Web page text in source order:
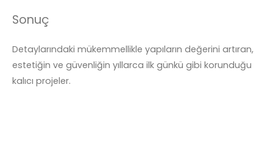
Sonuç
Detaylarındaki mükemmellikle yapıların değerini artıran,
estetiğin ve güvenliğin yıllarca ilk günkü gibi korunduğu
kalıcı projeler.